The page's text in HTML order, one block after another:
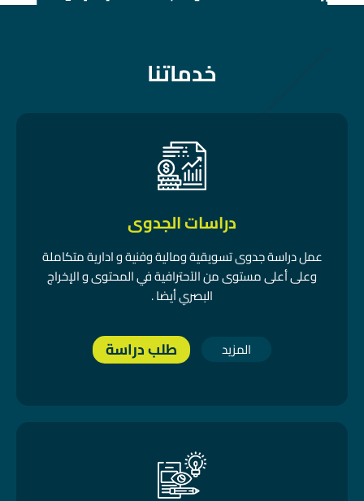
خدماتنا
دراسات الجدوى
عمل دراسة جدوى تسويقية ومالية وفنية و ادارية متكاملة
وعلى أعلى مستوى من الآحترافية في المحتوى و الإخراج
البصري أيضا .
المزيد طلب دراسة